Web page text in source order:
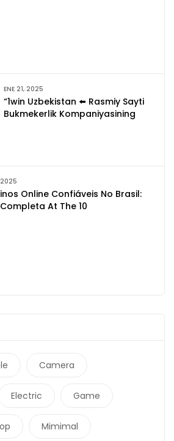
ENE 21, 2025
“1win Uzbekistan ⬅️ Rasmiy Sayti
Bukmekerlik Kompaniyasining
2025
Online Confiáveis No Brasil:
At The 10
Camera
Electric Game
Mimimal